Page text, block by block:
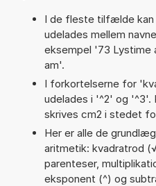
I de fleste tilfælde
udelades mellem
eksempel '73
am'.
I forkortelserne for
udelades i '^2' og '^3'.
skrives cm2 i stedet
Her er alle de
aritmetik: kvadratrod
parenteser,
eksponent (^) og